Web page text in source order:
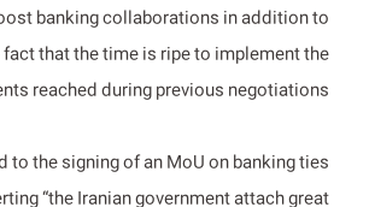
banking collaborations in addition to
that the time is ripe to implement the
reached during previous negotiations.”
to the signing of an MoU on banking ties
“the Iranian government attach great